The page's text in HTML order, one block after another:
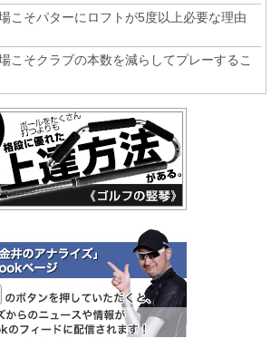
そパターにロフトが5度以上必要な理由
そクラブの本数を減らしてプレーするこ